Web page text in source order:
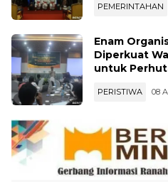
PEMERINTAHAN
Enam
Diperkuat
untuk
PERISTIWA 08